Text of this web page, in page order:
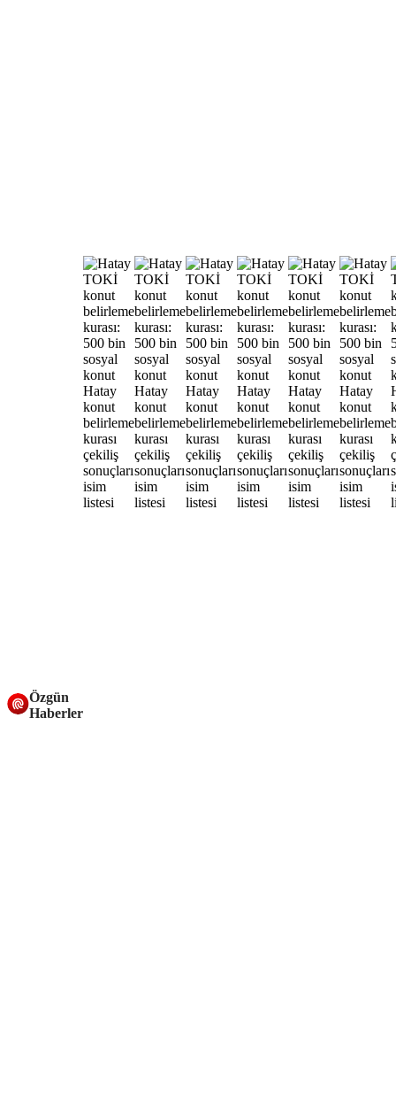
Özgün
Haberler